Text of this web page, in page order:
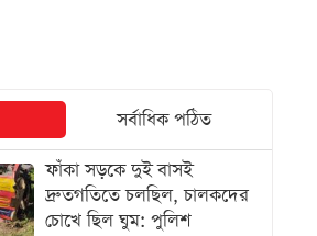
সর্বাধিক পঠিত
ফাঁকা সড়কে দুই বাসই
দ্রুতগতিতে চলছিল, চালকদের
চোখে ছিল ঘুম: পুলিশ